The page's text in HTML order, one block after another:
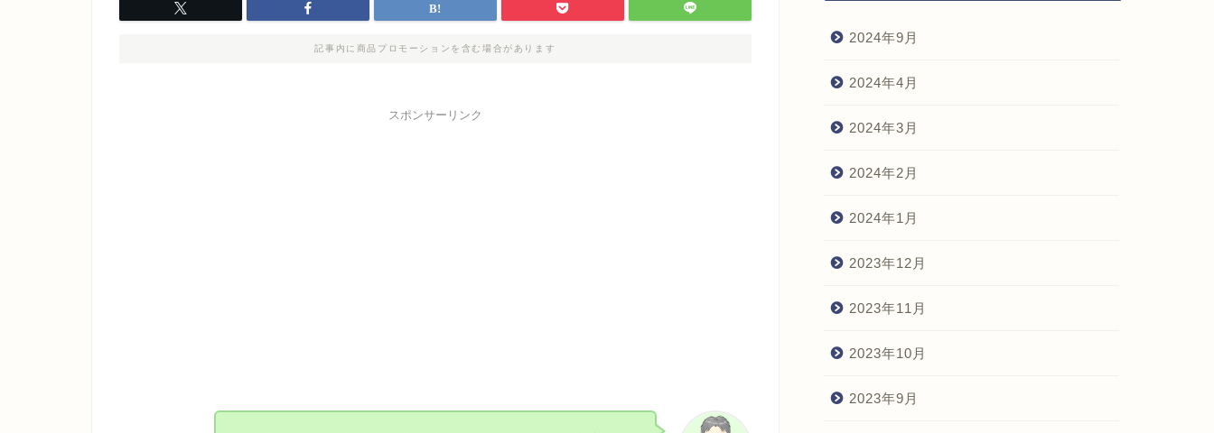
記事内に商品プロモーションを含む場合があります
スポンサーリンク
2024年9月
2024年4月
2024年3月
2024年2月
2024年1月
2023年12月
2023年11月
2023年10月
2023年9月